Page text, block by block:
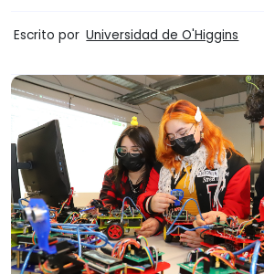
Escrito por Universidad de O'Higgins